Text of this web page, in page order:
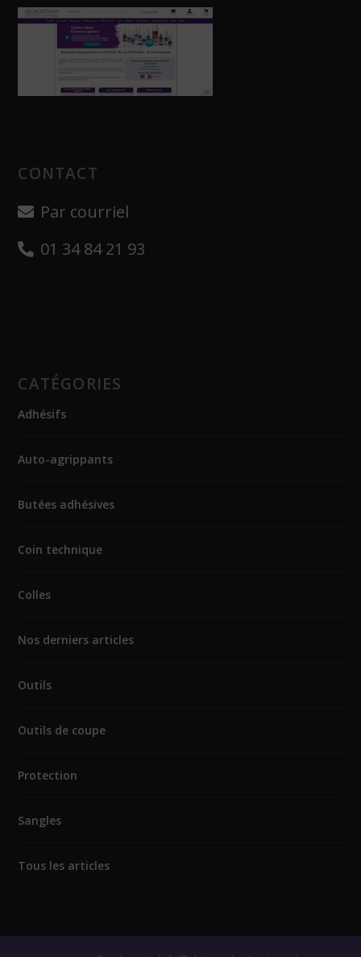
CONTACT
Par courriel
01 34 84 21 93
CATÉGORIES
Adhésifs
Auto-agrippants
Butées adhésives
Coin technique
Colles
Nos derniers articles
Outils
Outils de coupe
Protection
Sangles
Tous les articles